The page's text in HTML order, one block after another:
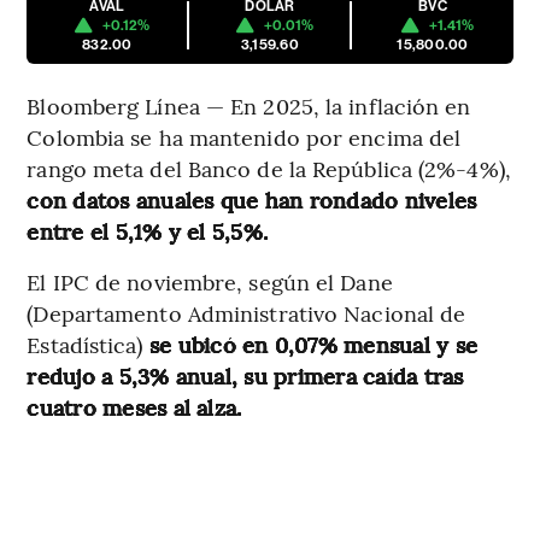
AVAL
+0.12%
832.00
DÓLAR
+0.01%
3,159.60
BVC
+1.41%
15,800.00
Bloomberg Línea — En 2025, la inflación en
Colombia se ha mantenido por encima del
rango meta del Banco de la República (2%-4%),
con datos anuales que han rondado niveles
entre el 5,1% y el 5,5%.
El IPC de noviembre, según el Dane
(Departamento Administrativo Nacional de
Estadística) se ubicó en 0,07% mensual y se
redujo a 5,3% anual, su primera caída tras
cuatro meses al alza.